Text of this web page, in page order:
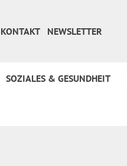
KONTAKT NEWSLETTER
SOZIALES & GESUNDHEIT